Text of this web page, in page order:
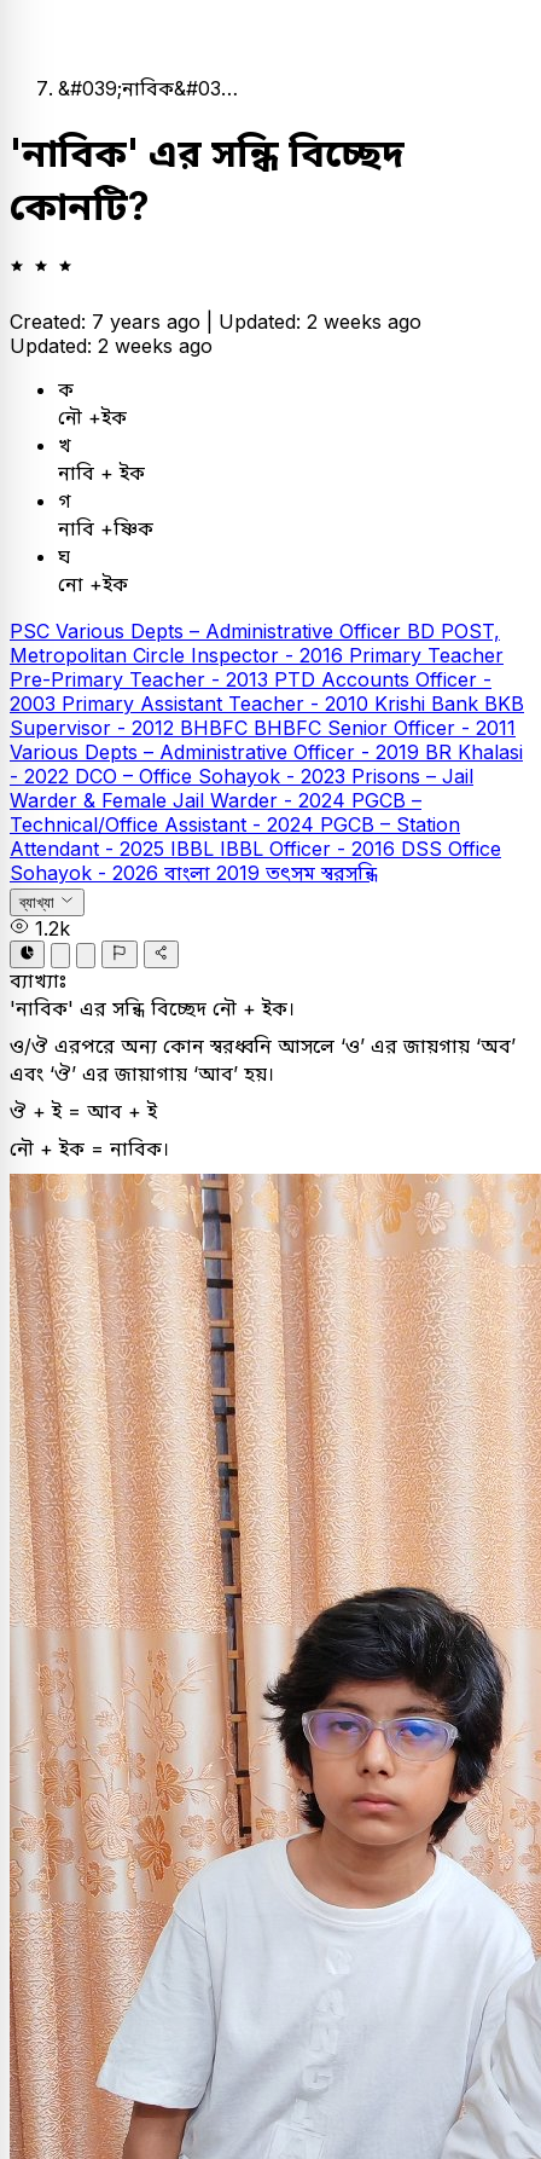
&#039;নাবিক&#03…
'নাবিক' এর সন্ধি বিচ্ছেদ
কোনটি?
Created: 7 years ago | Updated: 2 weeks ago
Updated: 2 weeks ago
ক
নৌ +ইক
খ
নাবি + ইক
গ
নাবি +ষ্ণিক
ঘ
নো +ইক
PSC Various Depts – Administrative Officer BD POST,
Metropolitan Circle Inspector - 2016 Primary Teacher
Pre-Primary Teacher - 2013 PTD Accounts Officer -
2003 Primary Assistant Teacher - 2010 Krishi Bank BKB
Supervisor - 2012 BHBFC BHBFC Senior Officer - 2011
Various Depts – Administrative Officer - 2019 BR Khalasi
- 2022 DCO – Office Sohayok - 2023 Prisons – Jail
Warder & Female Jail Warder - 2024 PGCB –
Technical/Office Assistant - 2024 PGCB – Station
Attendant - 2025 IBBL IBBL Officer - 2016 DSS Office
Sohayok - 2026 বাংলা 2019 তৎসম স্বরসন্ধি
ব্যাখ্যা
1.2k
ব্যাখ্যাঃ
'নাবিক' এর সন্ধি বিচ্ছেদ নৌ + ইক।
ও/ঔ এরপরে অন্য কোন স্বরধ্বনি আসলে ‘ও’ এর জায়গায় ‘অব’
এবং ‘ঔ’ এর জায়াগায় ‘আব’ হয়।
ঔ + ই = আব + ই
নৌ + ইক = নাবিক।